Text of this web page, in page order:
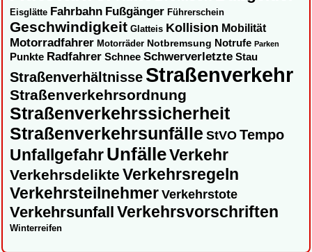
Eisglätte Fahrbahn Fußgänger Führerschein
Geschwindigkeit Glatteis Kollision Mobilität
Motorradfahrer Motorräder Notbremsung Notrufe Parken
Punkte Radfahrer Schnee Schwerverletzte Stau
Straßenverhältnisse Straßenverkehr
Straßenverkehrsordnung
Straßenverkehrssicherheit
Straßenverkehrsunfälle StVOTempo
UnfallgefahrUnfälleVerkehr
Verkehrsdelikte Verkehrsregeln
Verkehrsteilnehmer Verkehrstote
Verkehrsunfall Verkehrsvorschriften
Winterreifen